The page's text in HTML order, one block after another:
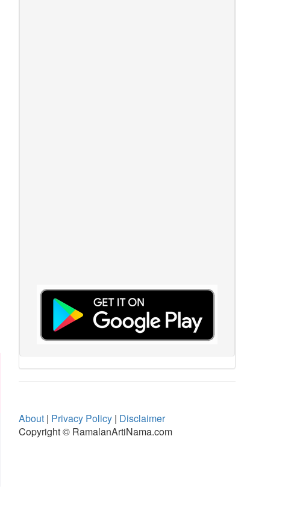
About | Privacy Policy | Disclaimer
Copyright © RamalanArtiNama.com